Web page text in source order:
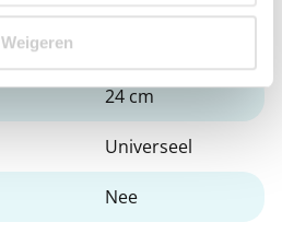
Weigeren
24 cm
Universeel
Nee